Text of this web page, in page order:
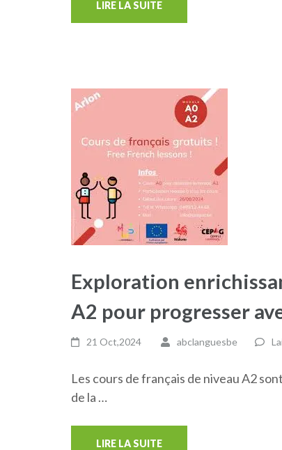
LIRE LA SUITE
Exploration
A2 pour progresser
21 Oct,2024 abclanguesbe
Les cours de français de niveau A2
de la …
LIRE LA SUITE